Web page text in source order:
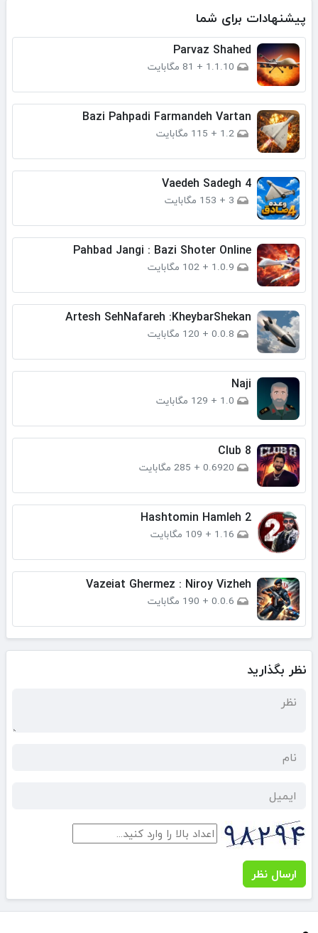
پیشنهادات برای شما
Parvaz Shahed
1.1.10
+ 81 مگابایت
Bazi Pahpadi Farmandeh Vartan
1.2
+ 115 مگابایت
Vaedeh Sadegh 4
3
+ 153 مگابایت
Pahbad Jangi : Bazi Shoter Online
1.0.9
+ 102 مگابایت
Artesh SehNafareh :KheybarShekan
0.0.8
+ 120 مگابایت
Naji
1.0
+ 129 مگابایت
Club 8
0.6920
+ 285 مگابایت
Hashtomin Hamleh 2
1.16
+ 109 مگابایت
Vazeiat Ghermez : Niroy Vizheh
0.0.6
+ 190 مگابایت
نظر بگذارید
ارسال نظر